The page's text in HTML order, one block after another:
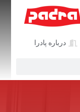
درباره پادرا